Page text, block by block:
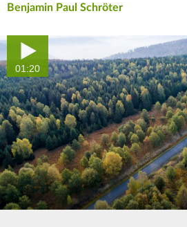
Benjamin Paul Schröter
01:20